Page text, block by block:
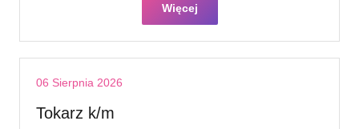
Więcej
06 Sierpnia 2026
Tokarz k/m